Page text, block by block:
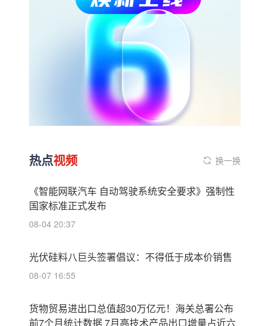
热点视频 换一换
《智能网联汽车 自动驾驶系统安全要求》强制性
国家标准正式发布
08-04 20:37
光伏硅料八巨头签署倡议：不得低于成本价销售
08-07 16:55
货物贸易进出口总值超30万亿元！海关总署公布
前7个月统计数据 7月高技术产品出口增量占近六